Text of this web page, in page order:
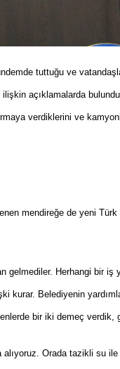
tuttuğu ve
açıklamalarda
verdiklerini ve
mendireğe de yeni Türk
gelmediler. Herhangi bir iş
kurar. Belediyenin
bir iki demeç verdik,
Orada tazikli su